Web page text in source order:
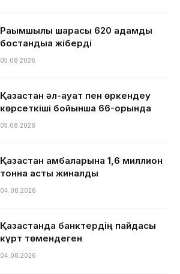
Рақымшылық шарасы 620 адамды
бостандыққа жіберді
05.08.2026
Қазақстан әл-ауқат пен өркендеу
көрсеткіші бойынша 66-орында
05.08.2026
Қазақстан қамбаларына 1,6 миллион
тонна астық жиналды
04.08.2026
Қазақстанда банктердің пайдасы
күрт төмендеген
04.08.2026